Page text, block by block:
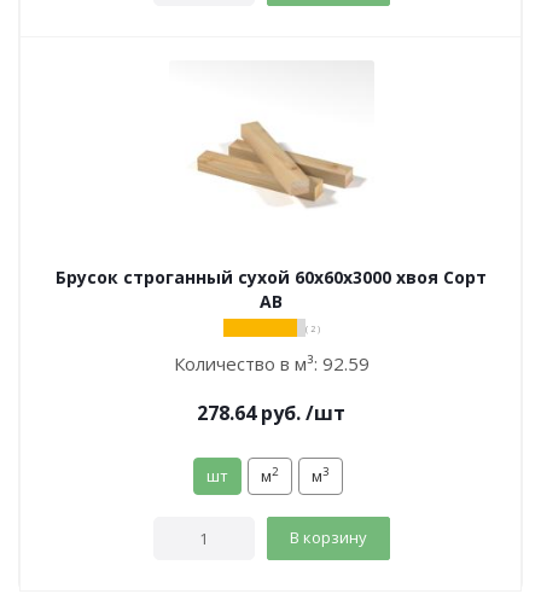
Брусок строганный сухой 60х60х3000 хвоя Сорт
АВ
( 2 )
Количество в м³: 92.59
278.64руб./шт
шт м2 м3
В корзину